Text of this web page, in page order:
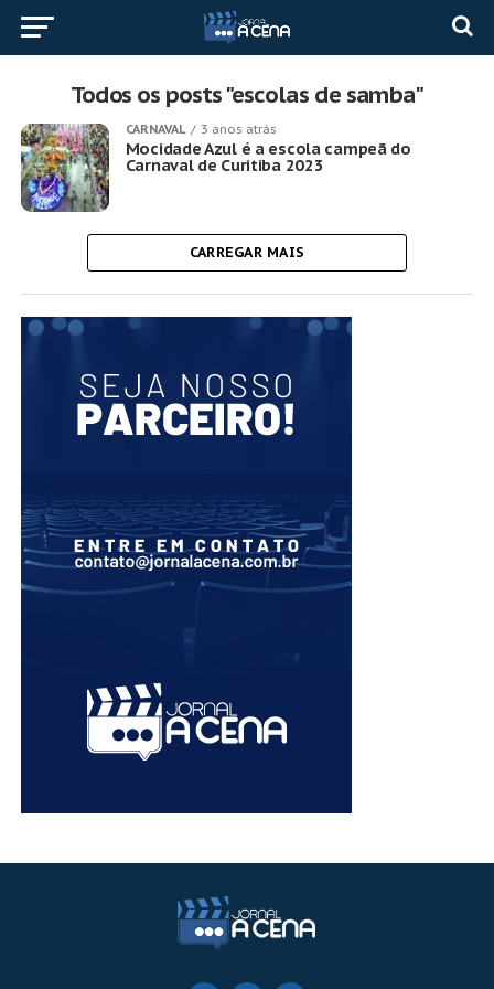
Todos os posts "escolas de samba"
CARNAVAL 3 anos atrás
Mocidade Azul é a escola campeã do
Carnaval de Curitiba 2023
CARREGAR MAIS